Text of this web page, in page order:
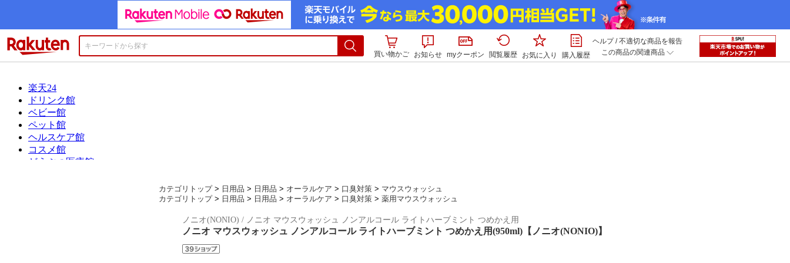
買い物かご
お知らせ myクーポン 閲覧履歴 お気に入り 購入履歴
ヘルプ/不適切な商品を報告
この商品の関連商品
カテゴリトップ> 日用品 > 日用品 > オーラルケア > 口臭対策 > マウスウォッシュ
カテゴリトップ> 日用品 > 日用品 > オーラルケア > 口臭対策 > 薬用マウスウォッシュ
ノニオ(NONIO) / ノニオ マウスウォッシュ ノンアルコール ライトハーブミント つめかえ用
ノニオ マウスウォッシュ ノンアルコール ライトハーブミント つめかえ用(950ml)【ノニオ(NONIO)】